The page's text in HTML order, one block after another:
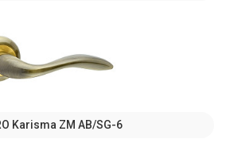
Karisma ZM AB/SG-6